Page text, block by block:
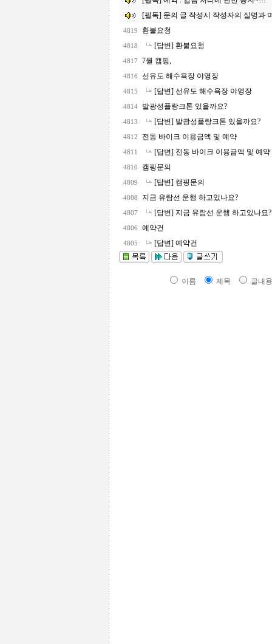
[필독] 문의 글 작성시 작성자의 실명과
4819 환불요청
4818 [답변] 환불요청
4817 7월 캠핑,
4816 선유도 해수욕장 야영장
4815 [답변] 선유도 해수욕장 야영장
4814 발광성플랑크톤 있을까요?
4813 [답변] 발광성플랑크톤 있을까요?
4812 전동 바이크 이용금액 및 예약
4811 [답변] 전동 바이크 이용금액 및 예약
4810 캠핑문의
4809 [답변] 캠핑문의
4808 지금 유람선 운행 하고있나요?
4807 [답변] 지금 유람선 운행 하고있나요
4806 예약건
4805 [답변] 예약건
이름 제목 글